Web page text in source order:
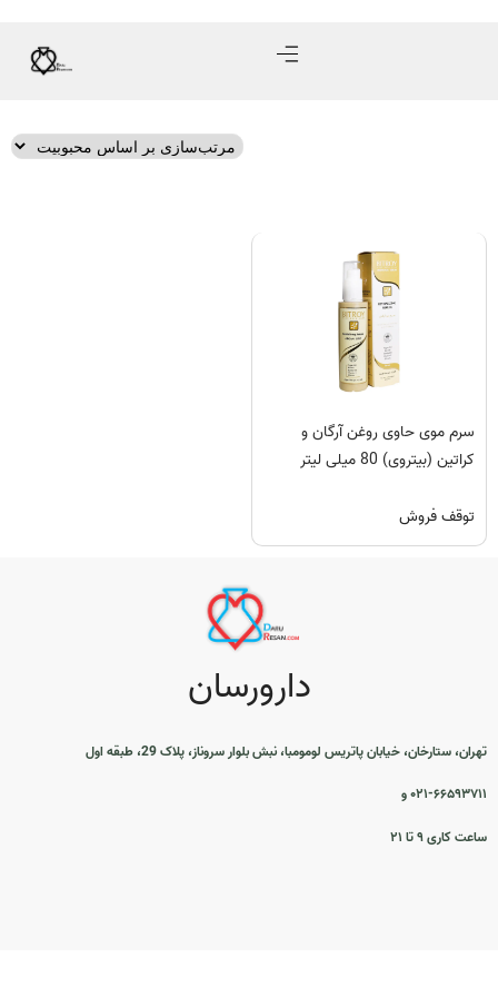
سرم موی حاوی روغن آرگان و
کراتین (بیتروی) 80 میلی لیتر
توقف فروش
دارورسان
تهران، ستارخان، خیابان پاتریس لومومبا، نبش بلوار سروناز، پلاک 29، طبقه اول
۰۲۱-۶۶۵۹۳۷۱۱ و
ساعت کاری ۹ تا ۲۱